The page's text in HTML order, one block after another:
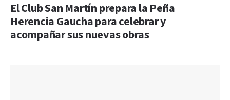
El Club San Martín prepara la Peña
Herencia Gaucha para celebrar y
acompañar sus nuevas obras